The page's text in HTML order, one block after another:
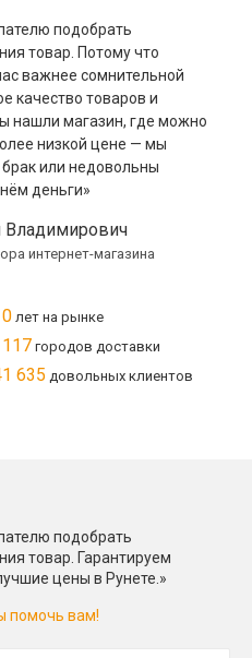
подобрать
товар. Потому что
важнее сомнительной
качество товаров и
нашли магазин, где можно
низкой цене — мы
или недовольны
деньги»
Владимирович
интернет-магазина
лет на рынке
городов доставки
635 довольных клиентов
подобрать
товар. Гарантируем
цены в Рунете.»
помочь вам!